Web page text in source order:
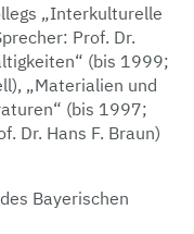
„Interkulturelle
Prof. Dr.
(bis 1999;
„Materialien und
(bis 1997;
Dr. Hans F. Braun)
Bayerischen